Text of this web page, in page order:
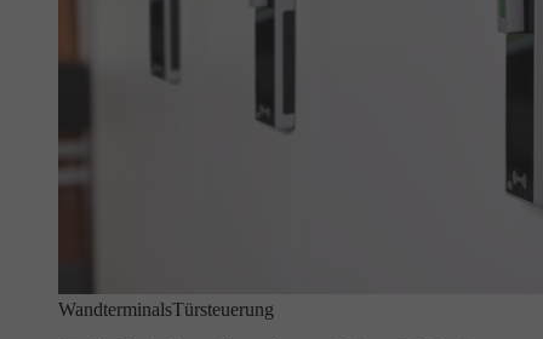
WandterminalsTürsteuerung